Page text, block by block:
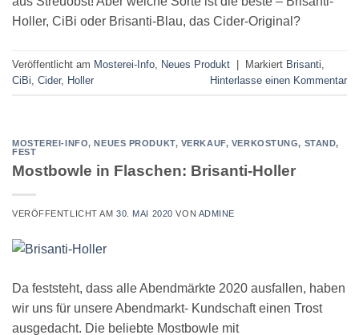
Holler, CiBi oder Brisanti-Blau, das Cider-Original?
Veröffentlicht am Mosterei-Info Neues Produkt | Markiert Brisanti
CiBi Cider, Holler Hinterlasse einen Kommentar
MOSTEREI-INFO, NEUES PRODUKT, VERKAUF, VERKOSTUNG, STAND,
FEST
Mostbowle in Flaschen: Brisanti-Holler
VERÖFFENTLICHT AM30. MAI 2020 VON ADMINE
Da feststeht, dass alle Abendmärkte 2020 ausfallen, haben
wir uns für unsere Abendmarkt- Kundschaft einen Trost
ausgedacht. Die beliebte Mostbowle mit